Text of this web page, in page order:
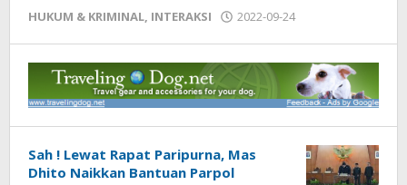
HUKUM & KRIMINAL, INTERAKSI 2022-09-24
Sah ! Lewat Rapat Paripurna, Mas
Dhito Naikkan Bantuan Parpol